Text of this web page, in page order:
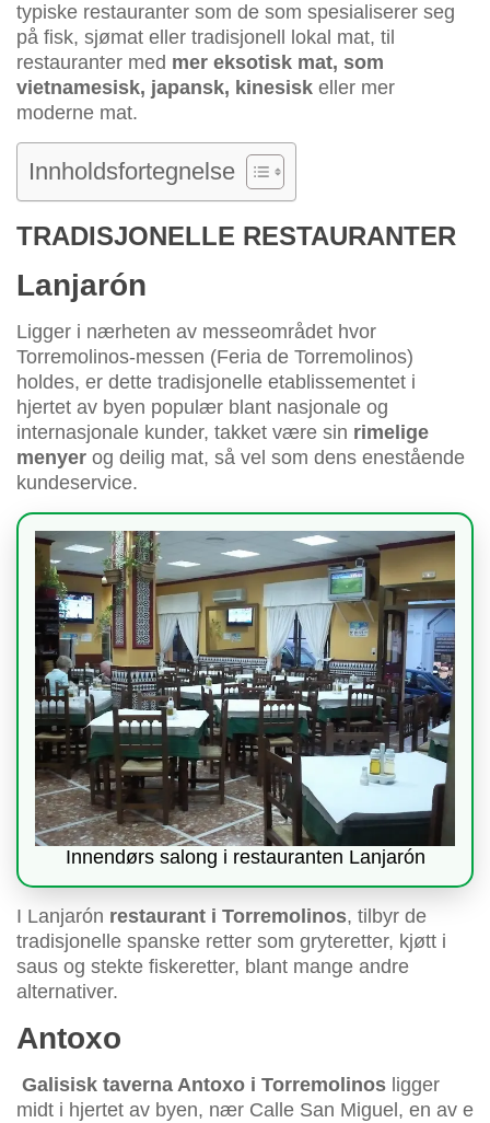
typiske restauranter som de som spesialiserer seg
på fisk, sjømat eller tradisjonell lokal mat, til
restauranter med mer eksotisk mat, som
vietnamesisk, japansk, kinesisk eller mer
moderne mat.
Innholdsfortegnelse
TRADISJONELLE RESTAURANTER
Lanjarón
Ligger i nærheten av messeområdet hvor
Torremolinos-messen (Feria de Torremolinos)
holdes, er dette tradisjonelle etablissementet i
hjertet av byen populær blant nasjonale og
internasjonale kunder, takket være sin rimelige
menyer og deilig mat, så vel som dens enestående
kundeservice.
Innendørs salong i restauranten Lanjarón
I Lanjarón restaurant i Torremolinos, tilbyr de
tradisjonelle spanske retter som gryteretter, kjøtt i
saus og stekte fiskeretter, blant mange andre
alternativer.
Antoxo
Galisisk taverna Antoxo i Torremolinos ligger
midt i hjertet av byen, nær Calle San Miguel, en av e